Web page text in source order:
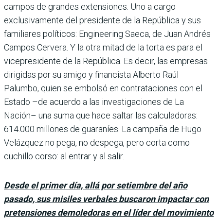
campos de grandes extensiones. Uno a cargo
exclusivamente del presi­dente de la República y sus
familiares políticos: Engi­neering Saeca, de Juan Andrés
Campos Cervera. Y la otra mitad de la torta es para el
vicepresidente de la República. Es decir, las empresas
dirigidas por su amigo y financista Alberto Raúl
Palumbo, quien se embolsó en contrataciones con el
Estado –de acuerdo a las investigaciones de La
Nación– una suma que hace saltar las calculadoras:
614.000 millones de guara­níes. La campaña de Hugo
Velázquez no pega, no des­pega, pero corta como
cuchi­llo corso: al entrar y al salir.
Desde el primer día, allá por setiembre del año
pasado, sus misiles verbales buscaron impactar con
pretensiones demoledoras en el líder del movimiento